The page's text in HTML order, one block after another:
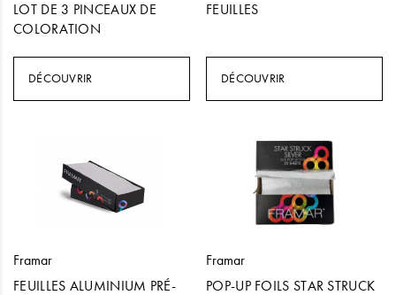
LOT DE 3 PINCEAUX DE
COLORATION
DÉCOUVRIR
FEUILLES
DÉCOUVRIR
Framar
FEUILLES ALUMINIUM PRÉ-
Framar
POP-UP FOILS STAR STRUCK